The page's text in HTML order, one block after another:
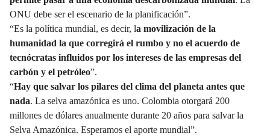
ONU debe ser el escenario de la planificación”.
“Es la política mundial, es decir, la movilización de la
humanidad la que corregirá el rumbo y no el acuerdo de
tecnócratas influidos por los intereses de las empresas del
carbón y el petróleo”.
“Hay que salvar los pilares del clima del planeta antes que
nada. La selva amazónica es uno. Colombia otorgará 200
millones de dólares anualmente durante 20 años para salvar la
Selva Amazónica. Esperamos el aporte mundial”.